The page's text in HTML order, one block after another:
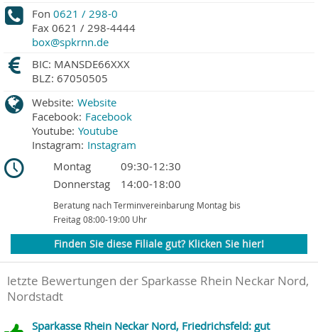
Fon 0621 / 298-0
Fax 0621 / 298-4444
box@spkrnn.de
BIC: MANSDE66XXX
BLZ: 67050505
Website: Website
Facebook: Facebook
Youtube: Youtube
Instagram: Instagram
Montag
09:30-12:30
Donnerstag
14:00-18:00
Beratung nach Terminvereinbarung Montag bis
Freitag 08:00-19:00 Uhr
Finden Sie diese Filiale gut? Klicken Sie hier!
letzte Bewertungen der Sparkasse Rhein Neckar Nord,
Nordstadt
Sparkasse Rhein Neckar Nord, Friedrichsfeld: gut